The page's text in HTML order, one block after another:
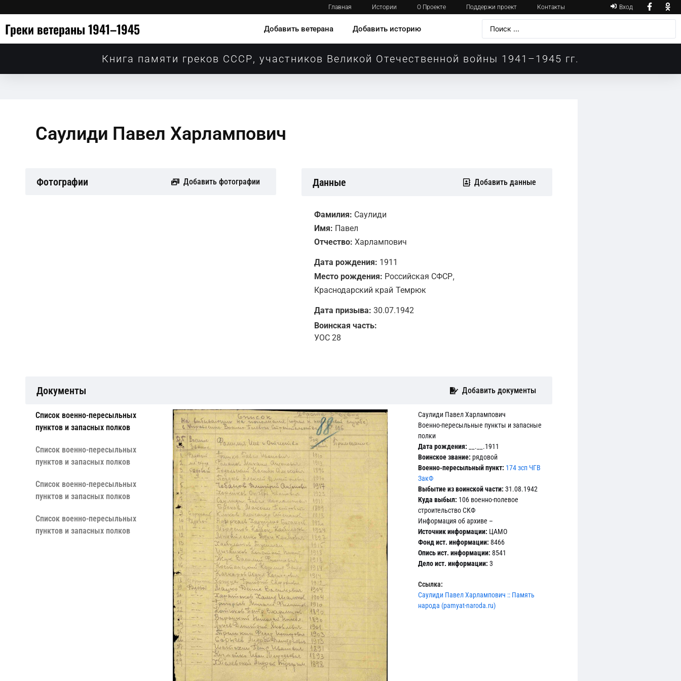
Главная Истории О Проекте Поддержи проект Контакты Вход
Греки ветераны 1941–1945 Добавить ветерана Добавить историю
Книга памяти греков СССР, участников Великой Отечественной войны 1941–1945 гг.
Саулиди Павел Харлампович
Фотографии Добавить фотографии Данные Добавить данные
Фамилия: Саулиди
Имя: Павел
Отчество: Харлампович
Дата рождения: 1911
Место рождения: Российская СФСР,
Краснодарский край Темрюк
Дата призыва: 30.07.1942
Воинская часть:
УОС 28
Документы Добавить документы
Cписок военно-пересыльных
пунктов и запасных полков
Cписок военно-пересыльных
пунктов и запасных полков
Cписок военно-пересыльных
пунктов и запасных полков
Cписок военно-пересыльных
пунктов и запасных полков
Саулиди Павел Харлампович
Военно-пересыльные пункты и запасные
полки
Дата рождения: __.__.1911
Воинское звание: рядовой
Военно-пересыльный пункт: 174 зсп ЧГВ
ЗакФ
Выбытие из воинской части: 31.08.1942
Куда выбыл: 106 военно-полевое
строительство СКФ
Информация об архиве –
Источник информации: ЦАМО
Фонд ист. информации: 8466
Опись ист. информации: 8541
Дело ист. информации: 3
Ссылка:
Саулиди Павел Харлампович :: Память
народа (pamyat-naroda.ru)